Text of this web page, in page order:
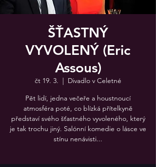
ŠŤASTNÝ
VYVOLENÝ (Eric
Assous)
čt 19. 3.
  |
Divadlo v Celetné
Pět lidí, jedna večeře a houstnoucí
atmosféra poté, co blízká přítelkyně
představí svého šťastného vyvoleného, který
je tak trochu jiný. Salónní komedie o lásce ve
stínu nenávisti...